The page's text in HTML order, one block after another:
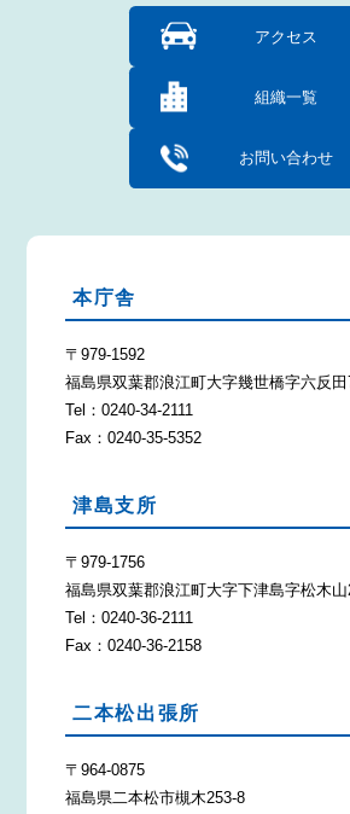
アクセス
組織一覧
お問い合わせ
本庁舎
〒979-1592
福島県双葉郡浪江町大字幾世橋字六反田
Tel：0240-34-2111
Fax：0240-35-5352
津島支所
〒979-1756
福島県双葉郡浪江町大字下津島字松木
Tel：0240-36-2111
Fax：0240-36-2158
二本松出張所
〒964-0875
福島県二本松市槻木253-8